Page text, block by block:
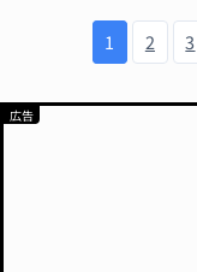
1 2 3